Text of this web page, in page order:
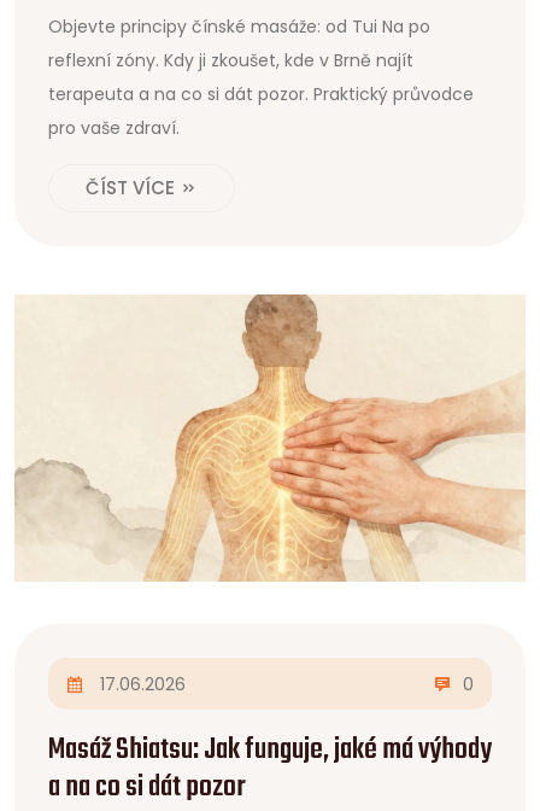
Objevte principy čínské masáže: od Tui Na po
reflexní zóny. Kdy ji zkoušet, kde v Brně najít
terapeuta a na co si dát pozor. Praktický průvodce
pro vaše zdraví.
ČÍST VÍCE
17.06.2026 0
Masáž Shiatsu: Jak funguje, jaké má výhody
a na co si dát pozor